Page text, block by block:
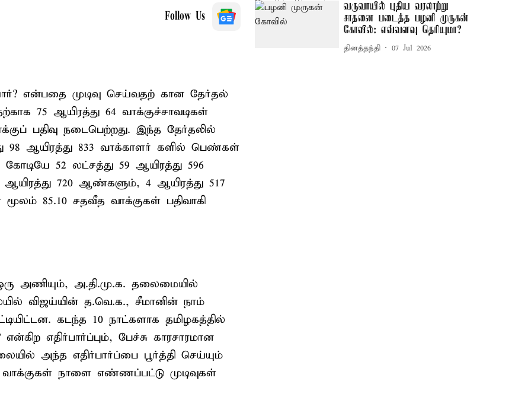
Follow Us
என்பதை முடிவு செய்வதற் கான தேர்தல்
75 ஆயிரத்து 64 வாக்குச்சாவடிகள்
பதிவு நடைபெற்றது. இந்த தேர்தலில்
ஆயிரத்து 833 வாக்காளர் களில் பெண்கள்
52 லட்சத்து 59 ஆயிரத்து 596
720 ஆண்களும், 4 ஆயிரத்து 517
85.10 சதவீத வாக்குகள் பதிவாகி
அணியும், அ.தி.மு.க. தலைமையில்
விஜய்யின் த.வெ.க., சீமானின் நாம்
கடந்த 10 நாட்களாக தமிழகத்தில்
எதிர்பார்ப்பும், பேச்சு காரசாரமான
அந்த எதிர்பார்ப்பை பூர்த்தி செய்யும்
நாளை எண்ணப்பட்டு முடிவுகள்
வருவாயில் புதிய வரலாற்று
சாதனை படைத்த பழனி முருகன்
கோவில்: எவ்வளவு தெரியுமா?
தினத்தந்தி 07 Jul 2026